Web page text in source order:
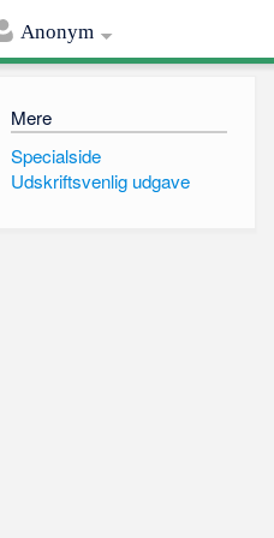
Anonym
Mere
Specialside
Udskriftsvenlig udgave